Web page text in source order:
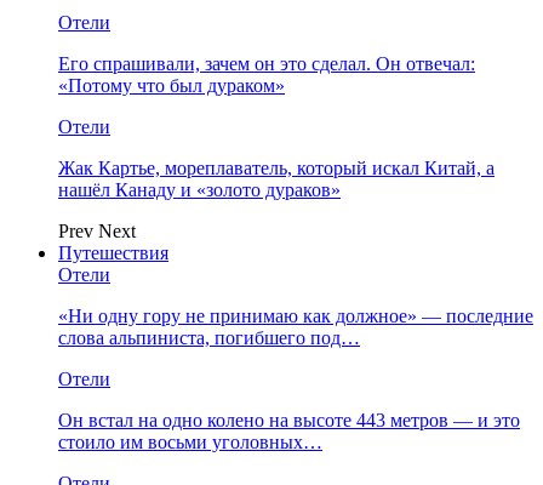
Отели
Его спрашивали, зачем он это сделал. Он отвечал:
«Потому что был дураком»
Отели
Жак Картье, мореплаватель, который искал Китай, а
нашёл Канаду и «золото дураков»
Prev Next
Путешествия
Отели
«Ни одну гору не принимаю как должное» — последние
слова альпиниста, погибшего под…
Отели
Он встал на одно колено на высоте 443 метров — и это
стоило им восьми уголовных…